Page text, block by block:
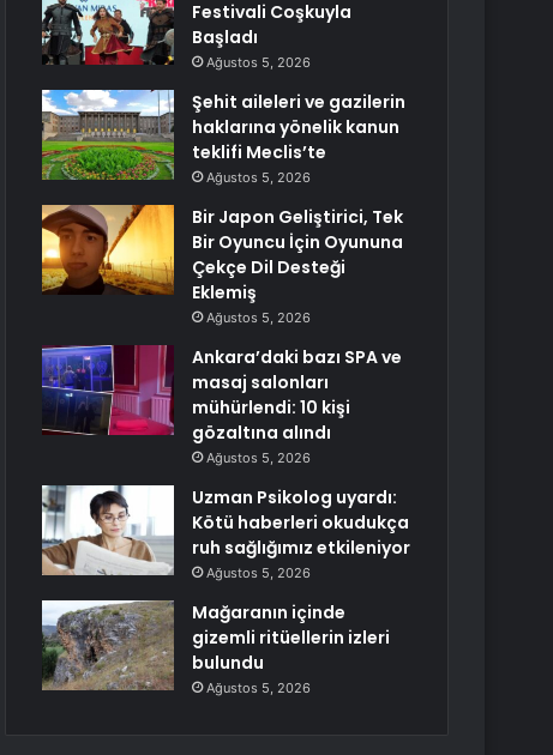
Festivali Coşkuyla
Başladı
Ağustos 5, 2026
Şehit aileleri ve gazilerin
haklarına yönelik kanun
teklifi Meclis’te
Ağustos 5, 2026
Bir Japon Geliştirici, Tek
Bir Oyuncu İçin Oyununa
Çekçe Dil Desteği
Eklemiş
Ağustos 5, 2026
Ankara’daki bazı SPA ve
masaj salonları
mühürlendi: 10 kişi
gözaltına alındı
Ağustos 5, 2026
Uzman Psikolog uyardı:
Kötü haberleri okudukça
ruh sağlığımız etkileniyor
Ağustos 5, 2026
Mağaranın içinde
gizemli ritüellerin izleri
bulundu
Ağustos 5, 2026